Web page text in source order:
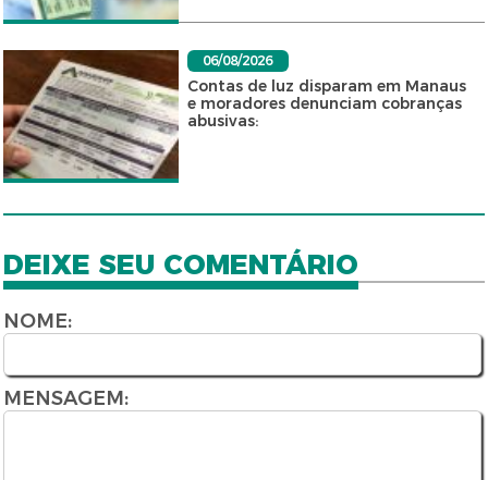
06/08/2026
Contas de luz disparam em Manaus
e moradores denunciam cobranças
abusivas:
DEIXE SEU COMENTÁRIO
NOME:
MENSAGEM: